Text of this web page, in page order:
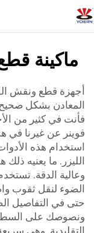
ماكينة
أجهزة قطع ونقش
المعادن بشكل
فأنت في كثير من
فوينر عن غيرنا في
استخدام هذه
الليزر. ما يعنيه
وعالية الدقة.
الضوء لنقل ثقوب
حتى في التفاصيل
ونصوصك على السطح
التقليدية. وهي